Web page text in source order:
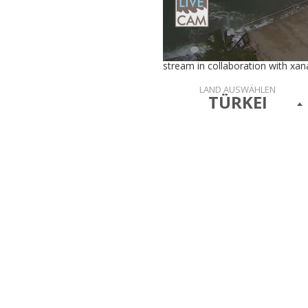
stream in collaboration with
LAND AUSWÄHLEN
TÜRKEI